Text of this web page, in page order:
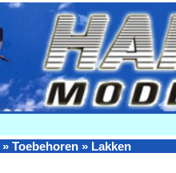
» Toebehoren » Lakken